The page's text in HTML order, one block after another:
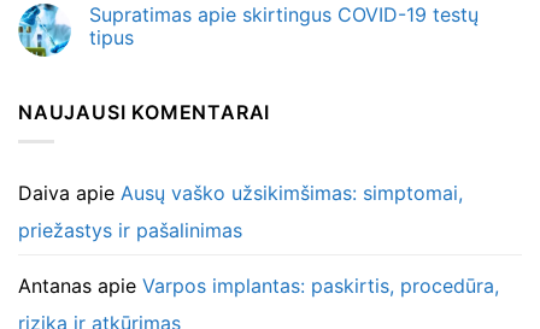
Supratimas apie skirtingus COVID-19 testų
tipus
NAUJAUSI KOMENTARAI
Daiva apie Ausų vaško užsikimšimas: simptomai,
priežastys ir pašalinimas
Antanas apie Varpos implantas: paskirtis, procedūra,
rizika ir atkūrimas